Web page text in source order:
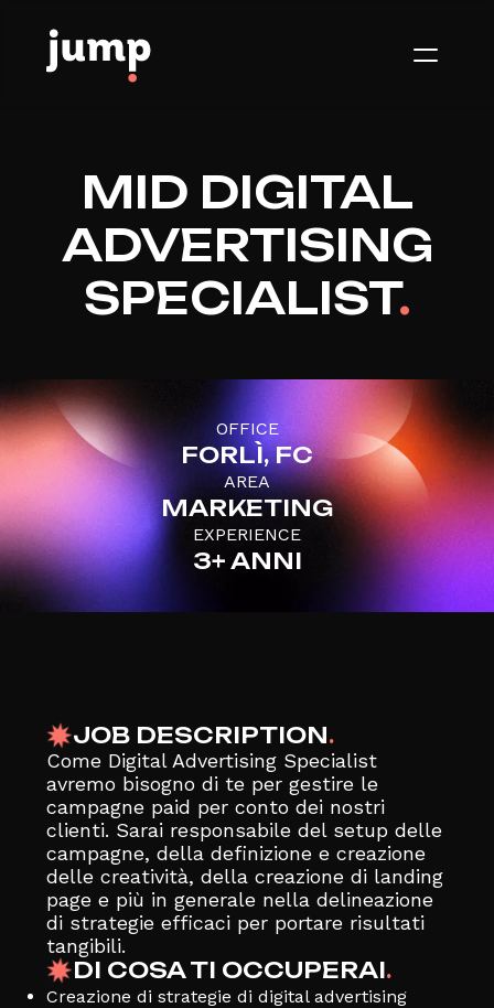
MID DIGITAL
ADVERTISING
SPECIALIST.
OFFICE
FORLÌ, FC
AREA
MARKETING
EXPERIENCE
3+ ANNI
JOB DESCRIPTION.
Come Digital Advertising Specialist
avremo bisogno di te per gestire le
campagne paid per conto dei nostri
clienti. Sarai responsabile del setup delle
campagne, della definizione e creazione
delle creatività, della creazione di landing
page e più in generale nella delineazione
di strategie efficaci per portare risultati
tangibili.
DI COSA TI OCCUPERAI.
Creazione di strategie di digital advertising